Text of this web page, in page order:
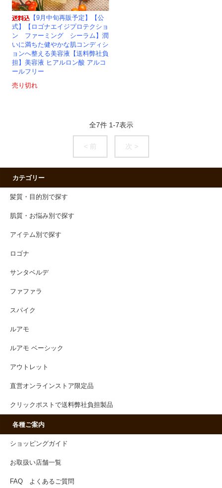
【9月中旬再販予定】【公
式】【ロゴナエイジプロテクショ
ン ファーミング シーラム】潤
いに満ちた健やかな肌コンディシ
ョンへ整える美容液【送料弊社負
担】美容液 ヒアルロン酸 アルコ
ールフリー
売り切れ
全7件 1-7表示
< 前 次 >
カテゴリー
髪質・目的別で探す
肌質・お悩み別で探す
アイテム別で探す
ロゴナ
サンタベルデ
ファファラ
スパイク
ルアモ
ルアモ ベーシック
アウトレット
直営オンラインストア限定品
クリックポストで送料弊社負担製品
各種ご案内
ショッピングガイド
お取扱い店舗一覧
FAQ よくあるご質問